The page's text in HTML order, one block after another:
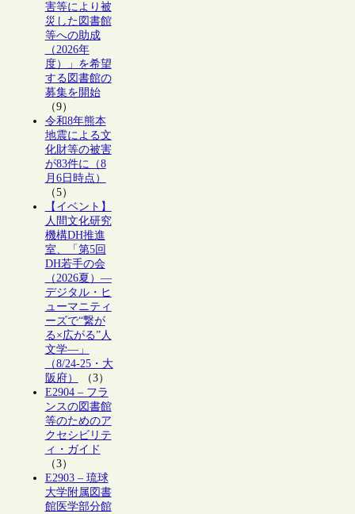
害等により被
災した図書館
等への助成
（2026年
度）」を希望
する図書館の
募集を開始
（9）
令和8年熊本
地震による文
化財等の被害
が83件に（8
月6日時点）
（5）
【イベント】
人間文化研究
機構DH推進
室、「第5回
DH若手の会
（2026夏）―
デジタル・ヒ
ューマニティ
ーズで“繋が
る×広がる”人
文学―」
（8/24-25・大
阪府）
（3）
E2904 – フラ
ンスの図書館
等のためのア
クセシビリテ
ィ・ガイド
（3）
E2903 – 琉球
大学附属図書
館医学部分館